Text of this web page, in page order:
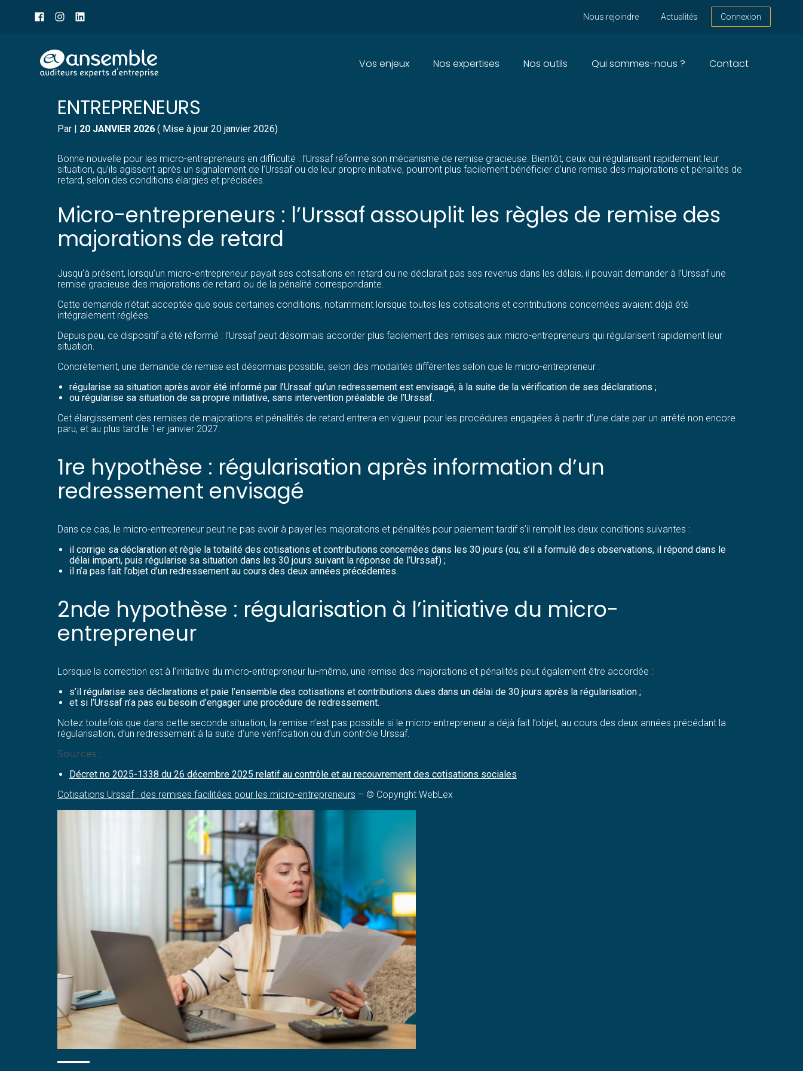
header
Nous rejoindre Actualités Connexion
Aller
au
Principal
Vos enjeux Nos expertises Nos outils Qui sommes-nous ? Contact
COTISATIONS URSSAF : DES REMISES FACILITÉES POUR LES MICRO-
ENTREPRENEURS
Par | 20 JANVIER 2026( Mise à jour 20 janvier 2026)
Bonne nouvelle pour les micro-entrepreneurs en difficulté : l’Urssaf réforme son mécanisme de remise gracieuse. Bientôt, ceux qui régularisent rapidement leur
situation, qu’ils agissent après un signalement de l’Urssaf ou de leur propre initiative, pourront plus facilement bénéficier d’une remise des majorations et pénalités de
retard, selon des conditions élargies et précisées.
Micro-entrepreneurs : l’Urssaf assouplit les règles de remise des
majorations de retard
Jusqu’à présent, lorsqu’un micro-entrepreneur payait ses cotisations en retard ou ne déclarait pas ses revenus dans les délais, il pouvait demander à l’Urssaf une
remise gracieuse des majorations de retard ou de la pénalité correspondante.
Cette demande n’était acceptée que sous certaines conditions, notamment lorsque toutes les cotisations et contributions concernées avaient déjà été
intégralement réglées.
Depuis peu, ce dispositif a été réformé : l’Urssaf peut désormais accorder plus facilement des remises aux micro-entrepreneurs qui régularisent rapidement leur
situation.
Concrètement, une demande de remise est désormais possible, selon des modalités différentes selon que le micro-entrepreneur :
régularise sa situation après avoir été informé par l’Urssaf qu’un redressement est envisagé, à la suite de la vérification de ses déclarations ;
ou régularise sa situation de sa propre initiative, sans intervention préalable de l’Urssaf.
Cet élargissement des remises de majorations et pénalités de retard entrera en vigueur pour les procédures engagées à partir d’une date par un arrêté non encore
paru, et au plus tard le 1er janvier 2027.
1re hypothèse : régularisation après information d’un
redressement envisagé
Dans ce cas, le micro-entrepreneur peut ne pas avoir à payer les majorations et pénalités pour paiement tardif s’il remplit les deux conditions suivantes :
il corrige sa déclaration et règle la totalité des cotisations et contributions concernées dans les 30 jours (ou, s’il a formulé des observations, il répond dans le
délai imparti, puis régularise sa situation dans les 30 jours suivant la réponse de l’Urssaf) ;
il n’a pas fait l’objet d’un redressement au cours des deux années précédentes.
2nde hypothèse : régularisation à l’initiative du micro-
entrepreneur
Lorsque la correction est à l’initiative du micro-entrepreneur lui-même, une remise des majorations et pénalités peut également être accordée :
s’il régularise ses déclarations et paie l’ensemble des cotisations et contributions dues dans un délai de 30 jours après la régularisation ;
et si l’Urssaf n’a pas eu besoin d’engager une procédure de redressement.
Notez toutefois que dans cette seconde situation, la remise n’est pas possible si le micro-entrepreneur a déjà fait l’objet, au cours des deux années précédant la
régularisation, d’un redressement à la suite d’une vérification ou d’un contrôle Urssaf.
Sources :
Décret no 2025-1338 du 26 décembre 2025 relatif au contrôle et au recouvrement des cotisations sociales
Cotisations Urssaf : des remises facilitées pour les micro-entrepreneurs – © Copyright WebLex